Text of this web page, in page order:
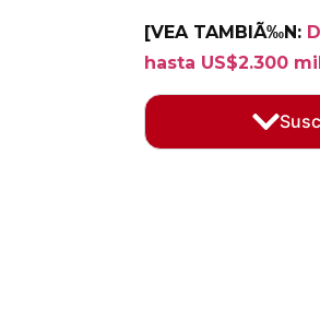
[VEA TAMBIÃ‰N:
hasta US$2.300